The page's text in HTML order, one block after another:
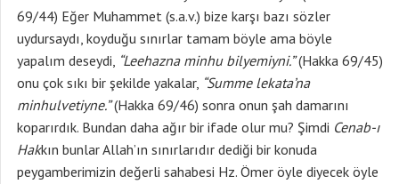
69/44) Eğer Muhammet (s.a.v.) bize karşı bazı sözler
uydursaydı, koyduğu sınırlar tamam böyle ama böyle
yapalım deseydi, “Leehazna minhu bilyemiyni.”(Hakka 69/45)
onu çok sıkı bir şekilde yakalar, “Summe lekata’na
minhulvetiyne.”(Hakka 69/46) sonra onun şah damarını
koparırdık. Bundan daha ağır bir ifade olur mu? Şimdi Cenab-ı
Hakkın bunlar Allah’ın sınırlarıdır dediği bir konuda
peygamberimizin değerli sahabesi Hz. Ömer öyle diyecek öyle